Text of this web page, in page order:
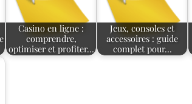
Casino en ligne :
comprendre,
optimiser et profiter…
Jeux, consoles et
accessoires : guide
complet pour…